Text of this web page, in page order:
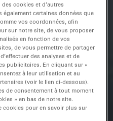
cookies et d’autres
certaines données que
vos coordonnées, afin
sur notre site, de vous proposer
en fonction de vos
de vous permettre de partager
des analyses et de
publicitaires. En cliquant sur «
à leur utilisation et au
(voir le lien ci-dessous).
de consentement à tout moment
» en bas de notre site.
cookies pour en savoir plus sur